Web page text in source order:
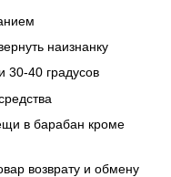
наизнанку
30-40 градусов
в барабан кроме
возврату и обмену